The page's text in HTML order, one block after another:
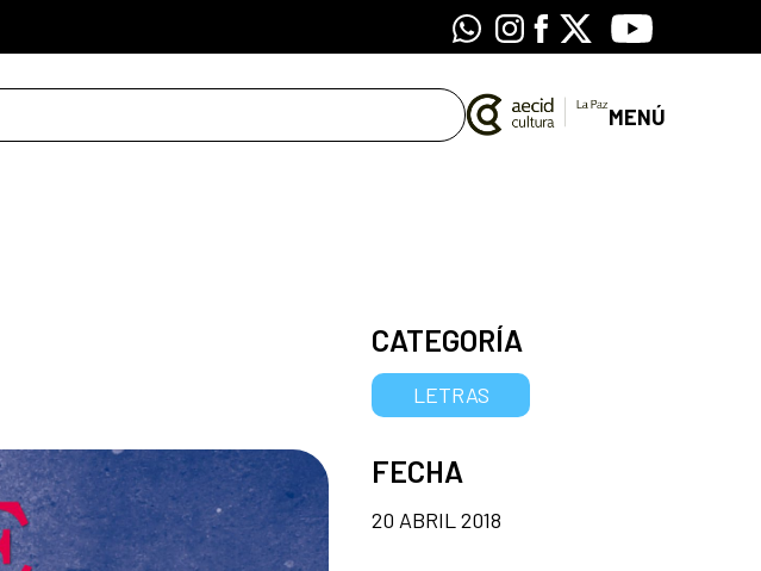
WhatsappInstagram
Facebook
X Youtube
MENÚ
CATEGORÍA
LETRAS
FECHA
20 ABRIL 2018